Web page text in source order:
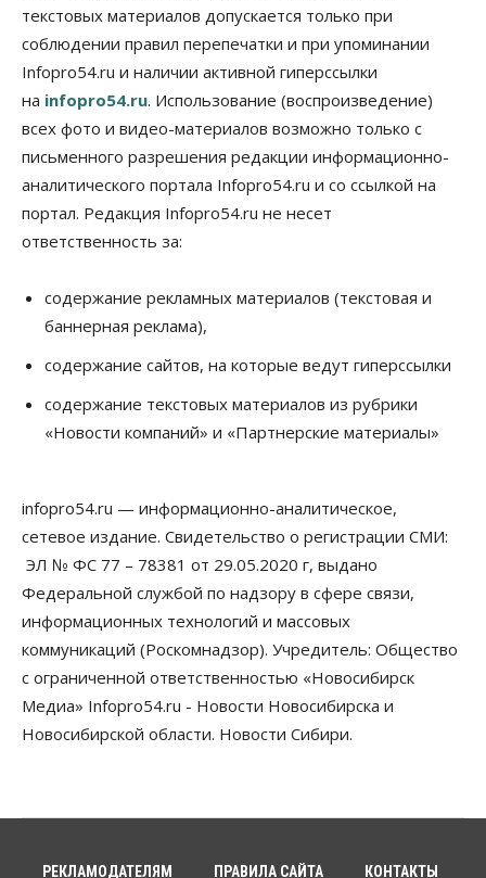
Деньгами будут распоряжаться дети: в десяти
школах Новосибирской области введут
инициативное бюджетирование
07 Августа 2026, 11:00
Общество Право&Порядок
В Новосибирске руководителя отдела полиции
заключили под стражу
07 Августа 2026, 10:15
Новосибирской области, но режима ЧС не будет
07 Августа 2026, 10:00
Бизнес Право&Порядок
выстраивают системы защиты от атак БПЛА
07 Августа 2026, 09:00
листы на полмиллиарда рублей
07 Августа 2026, 08:00
Искусственный интеллект предлагают
привлекать к разработке новых лекарств в
России
06 Августа 2026, 19:00
Мировые И Федеральные Новости
Россия построит в Киргизии новый кампус КРСУ:
30 гектаров, 15 тысяч студентов и 30 миллиардов
адаптироваться к учебе через культуру
текстовых материалов допускается только при
соблюдении правил перепечатки и при упоминании
Infopro54.ru и наличии активной гиперссылки
на infopro54.ru. Использование (воспроизведение)
всех фото и видео-материалов возможно только с
письменного разрешения редакции информационно-
аналитического портала Infopro54.ru и со ссылкой на
портал. Редакция Infopro54.ru не несет
ответственность за:
содержание рекламных материалов (текстовая и
баннерная реклама),
содержание сайтов, на которые ведут гиперссылки
содержание текстовых материалов из рубрики
«Новости компаний» и «Партнерские материалы»
infopro54.ru — информационно-аналитическое,
сетевое издание. Свидетельство о регистрации СМИ:
ЭЛ № ФС 77 – 78381 от 29.05.2020 г, выдано
Федеральной службой по надзору в сфере связи,
информационных технологий и массовых
коммуникаций (Роскомнадзор). Учредитель: Общество
с ограниченной ответственностью «Новосибирск
Медиа» Infopro54.ru - Новости Новосибирска и
Новосибирской области. Новости Сибири.
РЕКЛАМОДАТЕЛЯМ ПРАВИЛА САЙТА КОНТАКТЫ